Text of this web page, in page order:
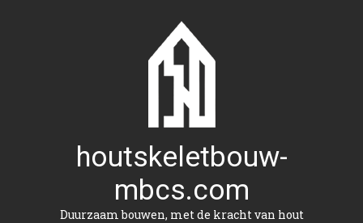
houtskeletbouw-
mbcs.com
Duurzaam bouwen, met de kracht van hout